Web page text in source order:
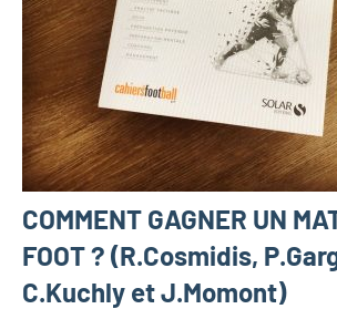
COMMENT GAGNER UN
FOOT ? (R.Cosmidis,
C.Kuchly et J.Momont)